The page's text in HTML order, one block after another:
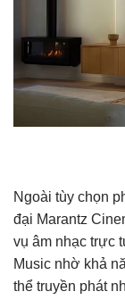
Ngoài tùy chọn
đại Marantz
vụ âm nhạc trực
Music nhờ khả
thể truyền phát